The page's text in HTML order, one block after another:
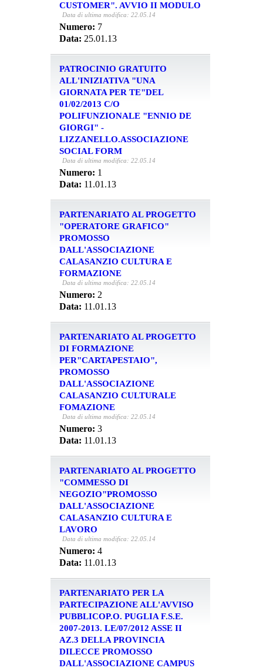
CUSTOMER". AVVIO II MODULO
Data di ultima modifica: 22.05.14
Numero: 7
Data: 25.01.13
PATROCINIO GRATUITO
ALL'INIZIATIVA "UNA
GIORNATA PER TE"DEL
01/02/2013 C/O
POLIFUNZIONALE "ENNIO DE
GIORGI" -
LIZZANELLO.ASSOCIAZIONE
SOCIAL FORM
Data di ultima modifica: 22.05.14
Numero: 1
Data: 11.01.13
PARTENARIATO AL PROGETTO
"OPERATORE GRAFICO"
PROMOSSO
DALL'ASSOCIAZIONE
CALASANZIO CULTURA E
FORMAZIONE
Data di ultima modifica: 22.05.14
Numero: 2
Data: 11.01.13
PARTENARIATO AL PROGETTO
DI FORMAZIONE
PER"CARTAPESTAIO",
PROMOSSO
DALL'ASSOCIAZIONE
CALASANZIO CULTURALE
FOMAZIONE
Data di ultima modifica: 22.05.14
Numero: 3
Data: 11.01.13
PARTENARIATO AL PROGETTO
"COMMESSO DI
NEGOZIO"PROMOSSO
DALL'ASSOCIAZIONE
CALASANZIO CULTURA E
LAVORO
Data di ultima modifica: 22.05.14
Numero: 4
Data: 11.01.13
PARTENARIATO PER LA
PARTECIPAZIONE ALL'AVVISO
PUBBLICOP.O. PUGLIA F.S.E.
2007-2013. LE/07/2012 ASSE II
AZ.3 DELLA PROVINCIA
DILECCE PROMOSSO
DALL'ASSOCIAZIONE CAMPUS